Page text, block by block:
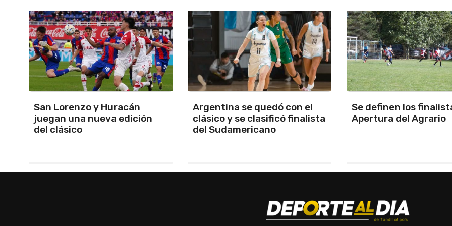
Argentina se quedó con el
clásico y se clasificó finalista
del Sudamericano
Se definen los finalistas del
Apertura del Agrario
Aldrighetti voló en
quedó con la pole en el